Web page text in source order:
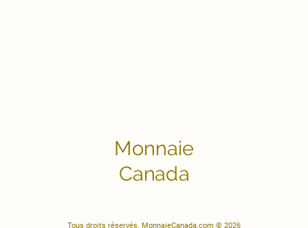
Monnaie
Canada
Tous droits réservés. MonnaieCanada.com © 2026